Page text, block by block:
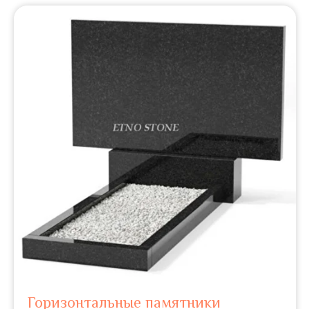
Горизонтальные памятники